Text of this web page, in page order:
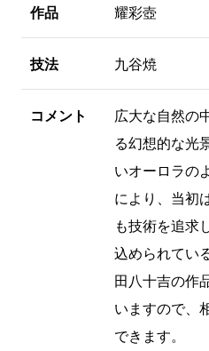
作品 耀彩壺
技法 九谷焼
コメント
広大な自然の
る幻想的な光
いオーロラの
により、当初
も技術を追求
込められてい
田八十吉の作
いますので、
できます。